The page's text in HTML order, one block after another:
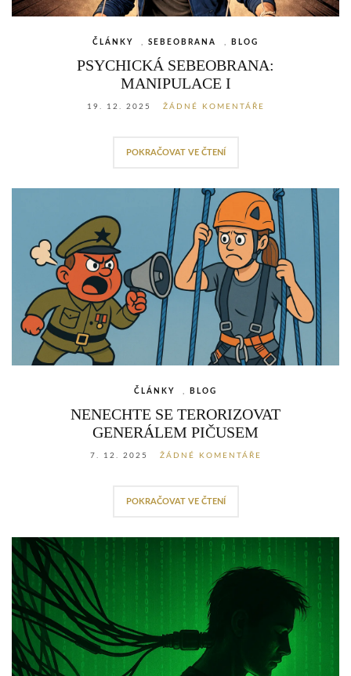
ČLÁNKY , SEBEOBRANA , BLOG
PSYCHICKÁ SEBEOBRANA:
MANIPULACE I
19. 12. 2025 ŽÁDNÉ KOMENTÁŘE
POKRAČOVAT VE ČTENÍ
ČLÁNKY , BLOG
NENECHTE SE TERORIZOVAT
GENERÁLEM PIČUSEM
7. 12. 2025 ŽÁDNÉ KOMENTÁŘE
POKRAČOVAT VE ČTENÍ